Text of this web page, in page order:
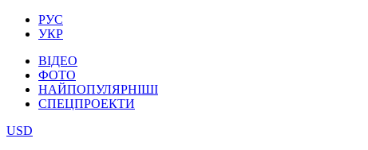
РУС
УКР
ВІДЕО
ФОТО
НАЙПОПУЛЯРНІШІ
СПЕЦПРОЕКТИ
USD